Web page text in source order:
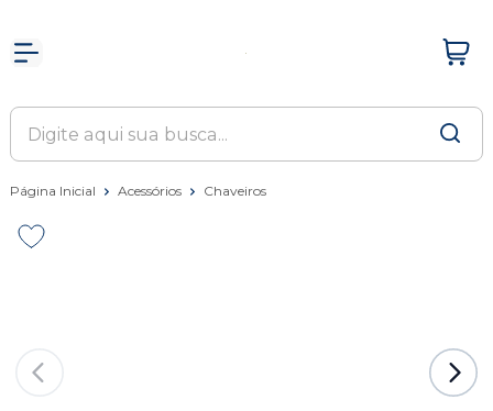
Página Inicial Acessórios Chaveiros